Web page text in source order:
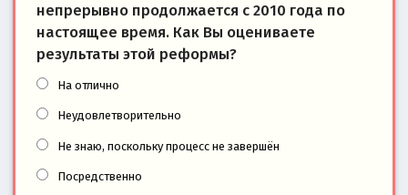
непрерывно продолжается с 2010 года по
настоящее время. Как Вы оцениваете
результаты этой реформы?
На отлично
Неудовлетворительно
Не знаю, поскольку процесс не завершён
Посредственно